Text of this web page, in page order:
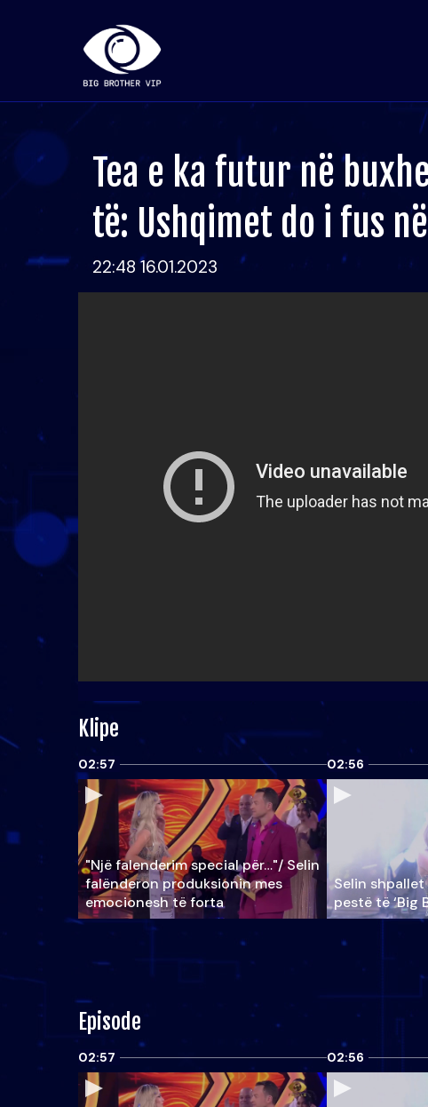
Tea e ka futur në
të: Ushqimet do i fus
22:48 16.01.2023
Klipe
02:57
"Një falenderim special për…"/ Selin
falënderon produksionin mes
emocionesh të forta
02:56
Selin
pestë të ‘Big
Episode
02:57 02:56